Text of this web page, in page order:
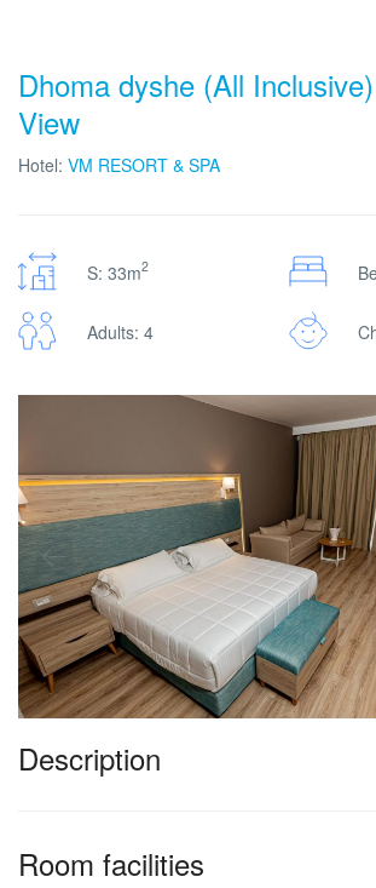
Dhoma dyshe (All
View
Hotel: VM RESORT & SPA
S: 33m2
Adults: 4
Description
Room facilities